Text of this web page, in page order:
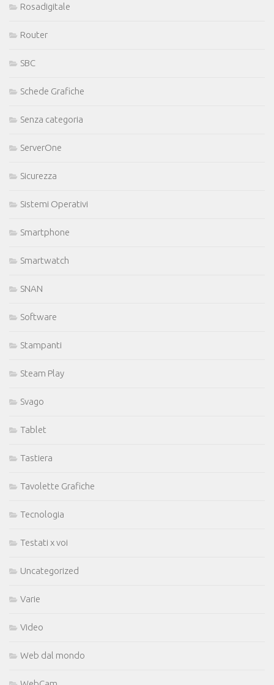
Rosadigitale
Router
SBC
Schede Grafiche
Senza categoria
ServerOne
Sicurezza
Sistemi Operativi
Smartphone
Smartwatch
SNAN
Software
Stampanti
Steam Play
Svago
Tablet
Tastiera
Tavolette Grafiche
Tecnologia
Testati x voi
Uncategorized
Varie
Video
Web dal mondo